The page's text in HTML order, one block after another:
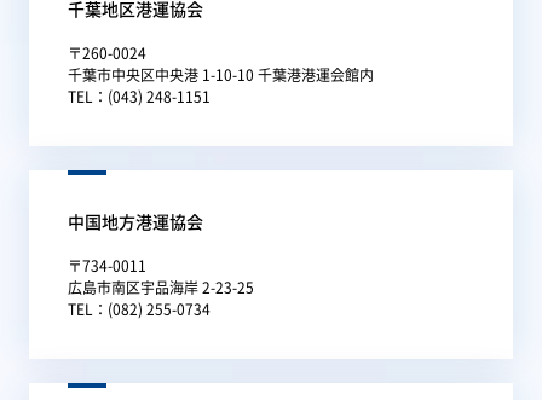
千葉地区港運協会
〒260-0024
千葉市中央区中央港 1-10-10 千葉港港運会館内
TEL：(043) 248-1151
中国地方港運協会
〒734-0011
広島市南区宇品海岸 2-23-25
TEL：(082) 255-0734